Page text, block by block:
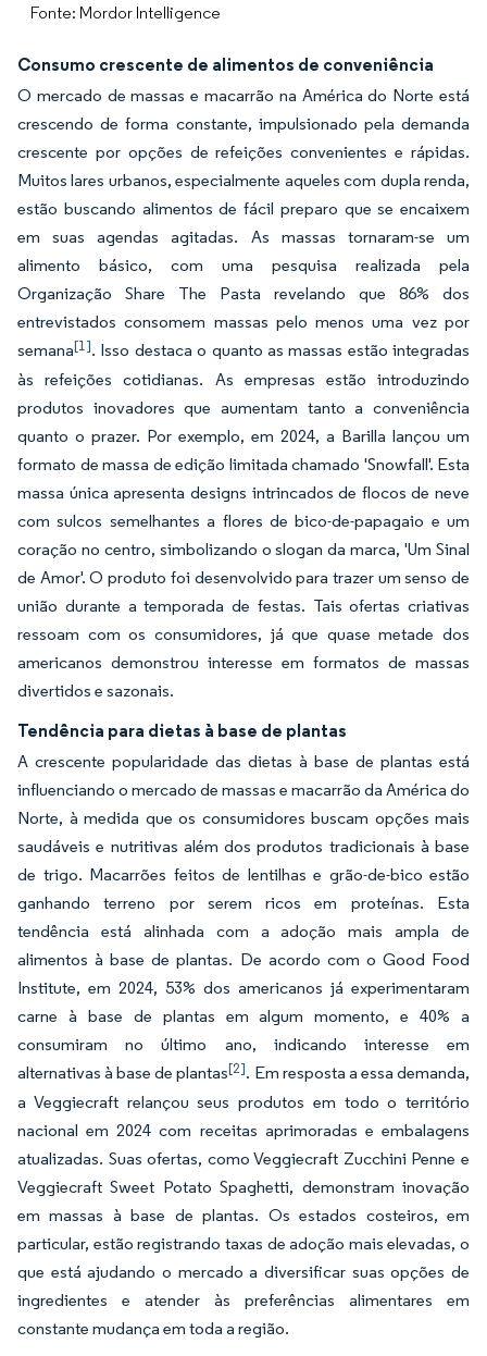
Fonte: Mordor Intelligence
Consumo crescente de alimentos de conveniência
O mercado de massas e macarrão na América do Norte está
crescendo de forma constante, impulsionado pela demanda
crescente por opções de refeições convenientes e rápidas.
Muitos lares urbanos, especialmente aqueles com dupla renda,
estão buscando alimentos de fácil preparo que se encaixem
em suas agendas agitadas. As massas tornaram-se um
alimento básico, com uma pesquisa realizada pela
Organização Share The Pasta revelando que 86% dos
entrevistados consomem massas pelo menos uma vez por
semana[1]. Isso destaca o quanto as massas estão integradas
às refeições cotidianas. As empresas estão introduzindo
produtos inovadores que aumentam tanto a conveniência
quanto o prazer. Por exemplo, em 2024, a Barilla lançou um
formato de massa de edição limitada chamado 'Snowfall'. Esta
massa única apresenta designs intrincados de flocos de neve
com sulcos semelhantes a flores de bico-de-papagaio e um
coração no centro, simbolizando o slogan da marca, 'Um Sinal
de Amor'. O produto foi desenvolvido para trazer um senso de
união durante a temporada de festas. Tais ofertas criativas
ressoam com os consumidores, já que quase metade dos
americanos demonstrou interesse em formatos de massas
divertidos e sazonais.
Tendência para dietas à base de plantas
A crescente popularidade das dietas à base de plantas está
influenciando o mercado de massas e macarrão da América do
Norte, à medida que os consumidores buscam opções mais
saudáveis e nutritivas além dos produtos tradicionais à base
de trigo. Macarrões feitos de lentilhas e grão-de-bico estão
ganhando terreno por serem ricos em proteínas. Esta
tendência está alinhada com a adoção mais ampla de
alimentos à base de plantas. De acordo com o Good Food
Institute, em 2024, 53% dos americanos já experimentaram
carne à base de plantas em algum momento, e 40% a
consumiram no último ano, indicando interesse em
alternativas à base de plantas[2]. Em resposta a essa demanda,
a Veggiecraft relançou seus produtos em todo o território
nacional em 2024 com receitas aprimoradas e embalagens
atualizadas. Suas ofertas, como Veggiecraft Zucchini Penne e
Veggiecraft Sweet Potato Spaghetti, demonstram inovação
em massas à base de plantas. Os estados costeiros, em
particular, estão registrando taxas de adoção mais elevadas, o
que está ajudando o mercado a diversificar suas opções de
ingredientes e atender às preferências alimentares em
constante mudança em toda a região.